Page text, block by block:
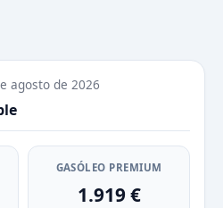
agosto de 2026
GASÓLEO PREMIUM
1.919 €